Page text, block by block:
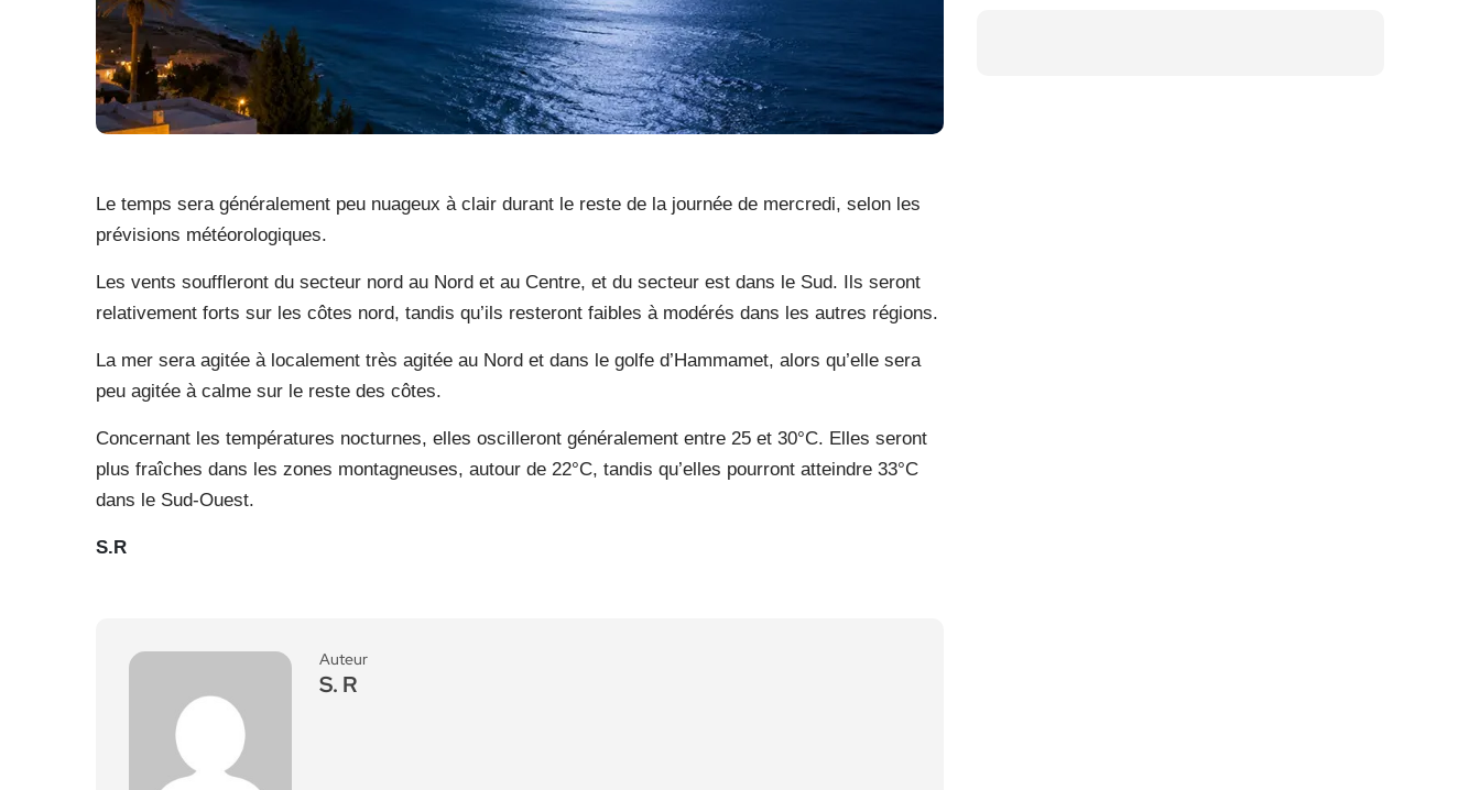
Le temps sera généralement peu nuageux à clair durant le reste de la journée de mercredi, selon les
prévisions météorologiques.
Les vents souffleront du secteur nord au Nord et au Centre, et du secteur est dans le Sud. Ils seront
relativement forts sur les côtes nord, tandis qu’ils resteront faibles à modérés dans les autres régions.
La mer sera agitée à localement très agitée au Nord et dans le golfe d’Hammamet, alors qu’elle sera
peu agitée à calme sur le reste des côtes.
Concernant les températures nocturnes, elles oscilleront généralement entre 25 et 30°C. Elles seront
plus fraîches dans les zones montagneuses, autour de 22°C, tandis qu’elles pourront atteindre 33°C
dans le Sud-Ouest.
S.R
Auteur
S. R